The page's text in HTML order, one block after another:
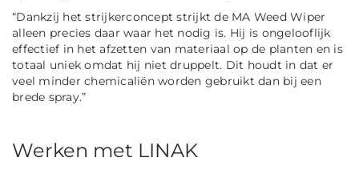
“Dankzij het strijkerconcept strijkt de MA Weed Wiper
alleen precies daar waar het nodig is. Hij is ongelooflijk
effectief in het afzetten van materiaal op de planten en is
totaal uniek omdat hij niet druppelt. Dit houdt in dat er
veel minder chemicaliën worden gebruikt dan bij een
brede spray.”
Werken met LINAK